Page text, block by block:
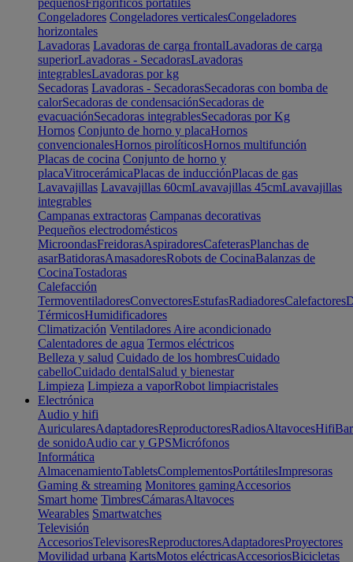
pequeñosFrigoríficos portátiles
Congeladores Congeladores verticalesCongeladores
horizontales
Lavadoras Lavadoras de carga frontalLavadoras de carga
superiorLavadoras - SecadorasLavadoras
integrablesLavadoras por kg
Secadoras Lavadoras - SecadorasSecadoras con bomba de
calorSecadoras de condensaciónSecadoras de
evacuaciónSecadoras integrablesSecadoras por Kg
Hornos Conjunto de horno y placaHornos
convencionalesHornos pirolíticosHornos multifunción
Placas de cocina Conjunto de horno y
placaVitrocerámicaPlacas de inducciónPlacas de gas
Lavavajillas Lavavajillas 60cmLavavajillas 45cmLavavajillas
integrables
Campanas extractoras Campanas decorativas
Pequeños electrodomésticos
MicroondasFreidorasAspiradoresCafeterasPlanchas de
asarBatidorasAmasadoresRobots de CocinaBalanzas de
CocinaTostadoras
Calefacción
TermoventiladoresConvectoresEstufasRadiadoresCalefactores
TérmicosHumidificadores
Climatización Ventiladores Aire acondicionado
Calentadores de agua Termos eléctricos
Belleza y salud Cuidado de los hombresCuidado
cabelloCuidado dentalSalud y bienestar
Limpieza Limpieza a vaporRobot limpiacristales
Electrónica
Audio y hifi
AuricularesAdaptadoresReproductoresRadiosAltavocesHifi
de sonidoAudio car y GPSMicrófonos
Informática
AlmacenamientoTabletsComplementosPortátilesImpresoras
Gaming & streaming Monitores gamingAccesorios
Smart home TimbresCámarasAltavoces
Wearables Smartwatches
Televisión
AccesoriosTelevisoresReproductoresAdaptadoresProyectores
Movilidad urbana KartsMotos eléctricasAccesoriosBicicletas